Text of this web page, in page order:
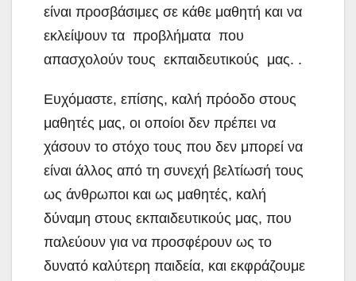
είναι προσβάσιμες σε κάθε μαθητή και να
εκλείψουν τα προβλήματα που
απασχολούν τους εκπαιδευτικούς μας. .
Ευχόμαστε, επίσης, καλή πρόοδο στους
μαθητές μας, οι οποίοι δεν πρέπει να
χάσουν το στόχο τους που δεν μπορεί να
είναι άλλος από τη συνεχή βελτίωσή τους
ως άνθρωποι και ως μαθητές, καλή
δύναμη στους εκπαιδευτικούς μας, που
παλεύουν για να προσφέρουν ως το
δυνατό καλύτερη παιδεία, και εκφράζουμε